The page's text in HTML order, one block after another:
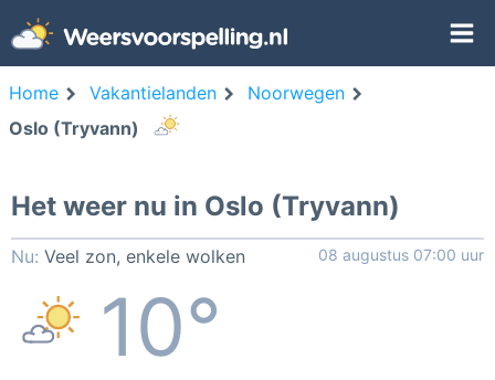
Home Vakantielanden
Noorwegen
Oslo (Tryvann)
Het weer nu in Oslo (Tryvann)
Nu: Veel zon, enkele wolken 08 augustus 07:00 uur
10°